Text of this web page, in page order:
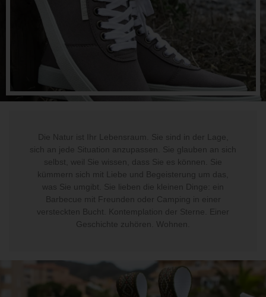
Die Natur ist Ihr Lebensraum. Sie sind in der Lage,
sich an jede Situation anzupassen. Sie glauben an sich
selbst, weil Sie wissen, dass Sie es können. Sie
kümmern sich mit Liebe und Begeisterung um das,
was Sie umgibt. Sie lieben die kleinen Dinge: ein
Barbecue mit Freunden oder Camping in einer
versteckten Bucht. Kontemplation der Sterne. Einer
Geschichte zuhören. Wohnen.